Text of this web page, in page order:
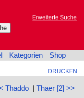
Erweiterte Suche
Kategorien Shop
DRUCKEN
Thaddo| Thaer [2] >>